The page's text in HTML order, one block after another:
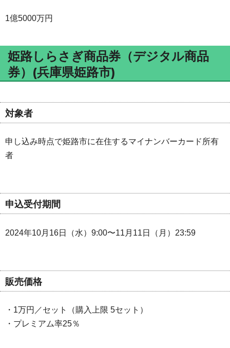
1億5000万円
姫路しらさぎ商品券（デジタル商品
券）(兵庫県姫路市)
対象者
申し込み時点で姫路市に在住するマイナンバーカード所有
者
申込受付期間
2024年10月16日（水）9:00〜11月11日（月）23:59
販売価格
・1万円／セット（購入上限 5セット）
・プレミアム率25％